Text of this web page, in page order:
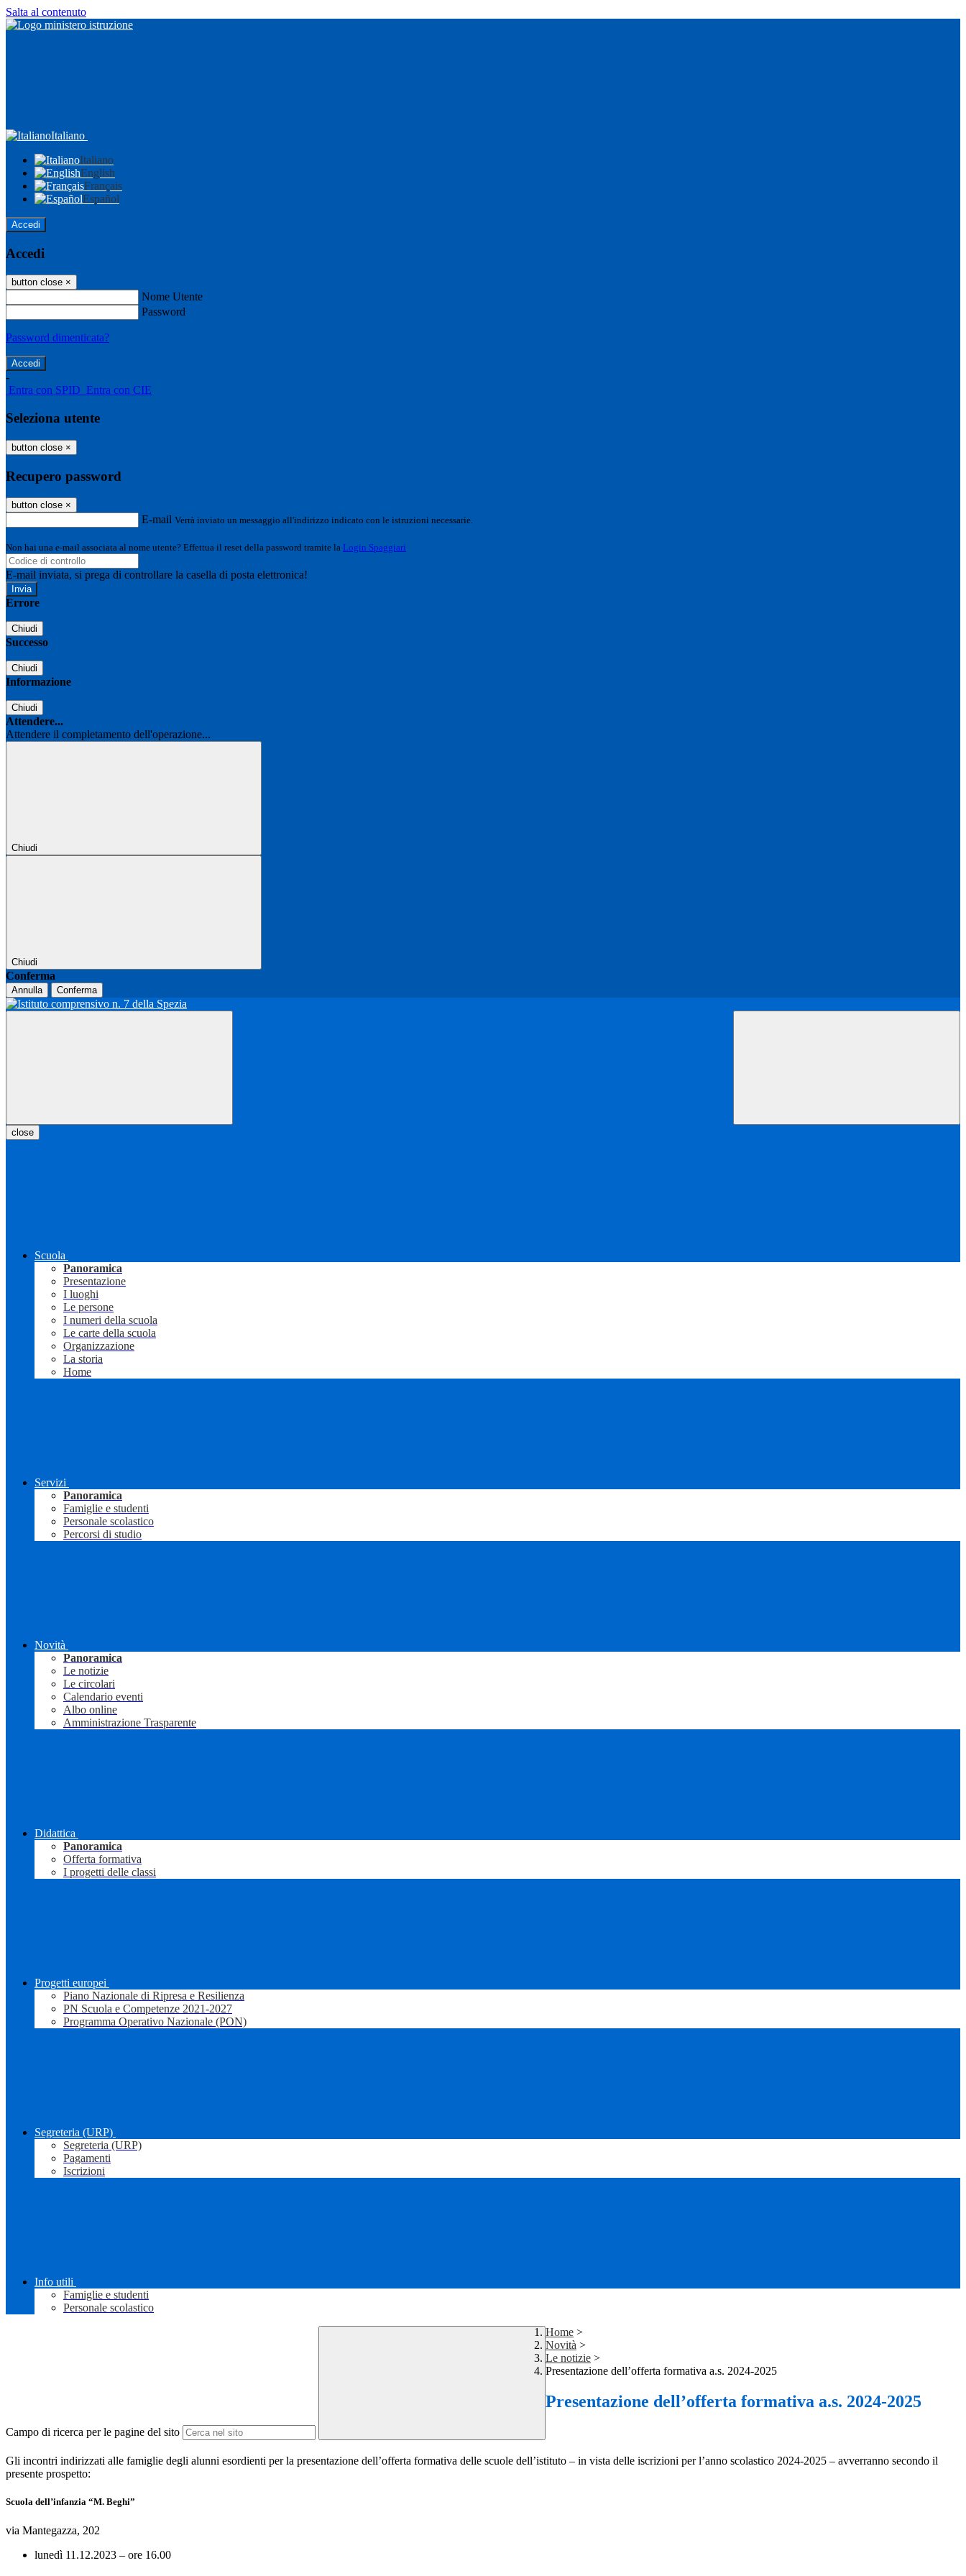
Salta al contenuto
Italiano
Italiano
English
Français
Español
Accedi
Accedi
button close ×
Nome Utente
Password
Password dimenticata?
-
Entra con SPID Entra con CIE
Seleziona utente
button close ×
Recupero password
button close ×
E-mail Verrà inviato un messaggio all'indirizzo indicato con le istruzioni necessarie.
Non hai una e-mail associata al nome utente? Effettua il reset della password tramite la Login Spaggiari
E-mail inviata, si prega di controllare la casella di posta elettronica!
Errore
Chiudi
Successo
Chiudi
Informazione
Chiudi
Attendere...
Attendere il completamento dell'operazione...
Chiudi
Chiudi
Conferma
Annulla Conferma
close
Scuola
Panoramica
Presentazione
I luoghi
Le persone
I numeri della scuola
Le carte della scuola
Organizzazione
La storia
Home
Servizi
Panoramica
Famiglie e studenti
Personale scolastico
Percorsi di studio
Novità
Panoramica
Le notizie
Le circolari
Calendario eventi
Albo online
Amministrazione Trasparente
Didattica
Panoramica
Offerta formativa
I progetti delle classi
Progetti europei
Piano Nazionale di Ripresa e Resilienza
PN Scuola e Competenze 2021-2027
Programma Operativo Nazionale (PON)
Segreteria (URP)
Segreteria (URP)
Pagamenti
Iscrizioni
Info utili
Famiglie e studenti
Personale scolastico
Campo di ricerca per le pagine del sito
Home >
Novità >
Le notizie >
Presentazione dell’offerta formativa a.s. 2024-2025
Presentazione dell’offerta formativa a.s. 2024-2025
Gli incontri indirizzati alle famiglie degli alunni esordienti per la presentazione dell’offerta formativa delle scuole dell’istituto – in vista delle iscrizioni per l’anno scolastico 2024-2025 – avverranno secondo il
presente prospetto:
Scuola dell’infanzia “M. Beghi”
via Mantegazza, 202
lunedì 11.12.2023 – ore 16.00